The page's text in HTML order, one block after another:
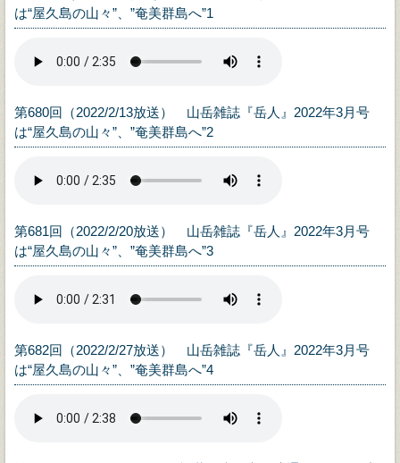
は“屋久島の山々”、”奄美群島へ”1
第680回（2022/2/13放送） 山岳雑誌『岳人』2022年3月号
は“屋久島の山々”、”奄美群島へ”2
第681回（2022/2/20放送） 山岳雑誌『岳人』2022年3月号
は“屋久島の山々”、”奄美群島へ”3
第682回（2022/2/27放送） 山岳雑誌『岳人』2022年3月号
は“屋久島の山々”、”奄美群島へ”4